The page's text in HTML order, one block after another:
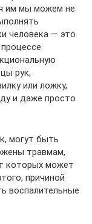
им мы можем не
человека — это
рук,
или ложку,
и даже просто
могут быть
травмам,
которых может
причиной
воспалительные